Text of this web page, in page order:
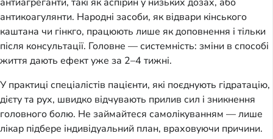
антикоагулянти. Народні засоби, як відвари кінського
каштана чи гінкго, працюють лише як доповнення і тільки
після консультації. Головне — системність: зміни в способі
життя дають ефект уже за 2–4 тижні.
У практиці спеціалістів пацієнти, які поєднують гідратацію,
дієту та рух, швидко відчувають прилив сил і зникнення
головного болю. Не займайтеся самолікуванням — лише
лікар підбере індивідуальний план, враховуючи причини.